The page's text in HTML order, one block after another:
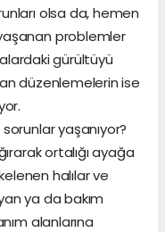
olsa da, hemen
problemler
gürültüyü
düzenlemelerin ise
yaşanıyor?
ortalığı ayağa
halılar ve
ya da bakım
alanlarına